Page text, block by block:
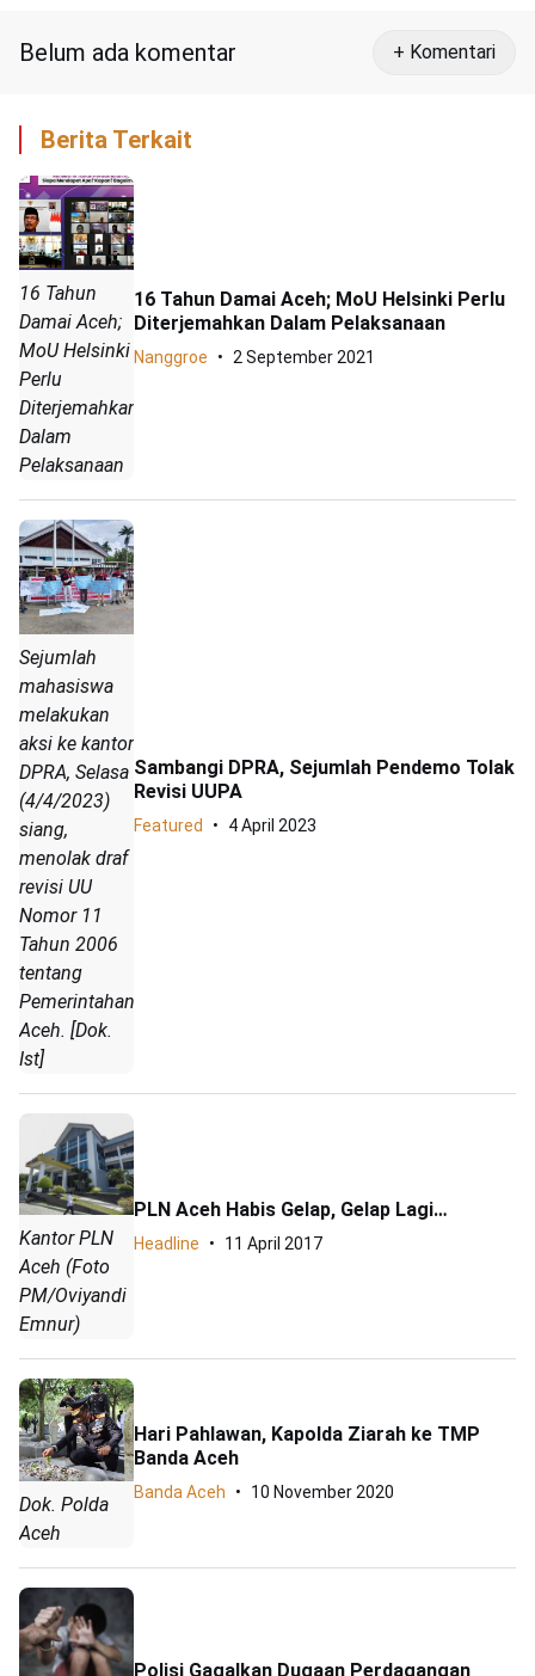
Belum ada komentar + Komentari
Berita Terkait
16 Tahun
Damai Aceh;
MoU Helsinki
Perlu
Diterjemahkan
Dalam
Pelaksanaan
16 Tahun Damai Aceh; MoU Helsinki Perlu
Diterjemahkan Dalam Pelaksanaan
Nanggroe 2 September 2021
Sejumlah
mahasiswa
melakukan
aksi ke kantor
DPRA, Selasa
(4/4/2023)
siang,
menolak draf
revisi UU
Nomor 11
Tahun 2006
tentang
Pemerintahan
Aceh. [Dok.
Ist]
Sambangi DPRA, Sejumlah Pendemo Tolak
Revisi UUPA
Featured 4 April 2023
Kantor PLN
Aceh (Foto
PM/Oviyandi
Emnur)
PLN Aceh Habis Gelap, Gelap Lagi…
Headline 11 April 2017
Dok. Polda
Aceh
Hari Pahlawan, Kapolda Ziarah ke TMP
Banda Aceh
Banda Aceh 10 November 2020
Polisi Gagalkan Dugaan Perdagangan